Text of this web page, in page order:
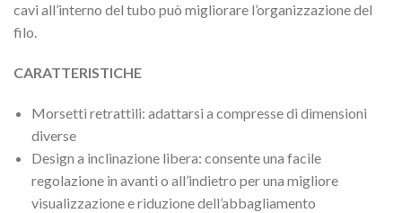
cavi all’interno del tubo può migliorare l’organizzazione del
filo.
CARATTERISTICHE
Morsetti retrattili: adattarsi a compresse di dimensioni
diverse
Design a inclinazione libera: consente una facile
regolazione in avanti o all’indietro per una migliore
visualizzazione e riduzione dell’abbagliamento